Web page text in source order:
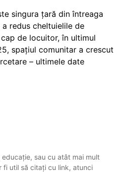
singura țară din întreaga
a redus cheltuielile de
de locuitor, în ultimul
spațiul comunitar a crescut
– ultimele date
sau cu atât mai mult
fi util să citați cu link, atunci